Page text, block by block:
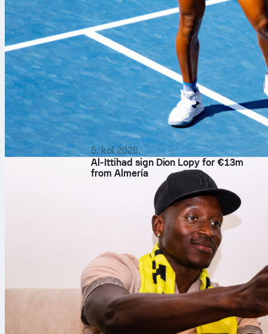
5. kol 2026.
Al-Ittihad sign Dion Lopy for €13m
from Almería